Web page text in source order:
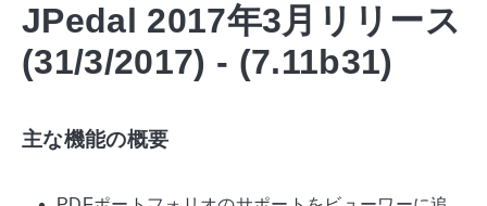
JPedal 2017年3月リリース
(31/3/2017) - (7.11b31)
主な機能の概要